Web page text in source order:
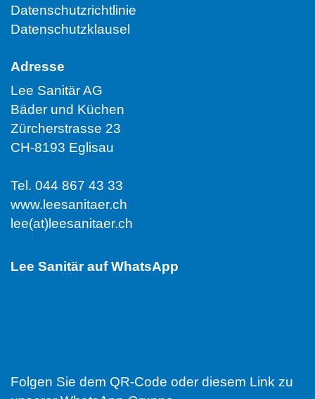
Datenschutzrichtlinie
Datenschutzklausel
Adresse
Lee Sanitär AG
Bäder und Küchen
Zürcherstrasse 23
CH-8193 Eglisau
Tel. 044 867 43 33
www.leesanitaer.ch
lee(at)leesanitaer.ch
Lee Sanitär auf WhatsApp
Folgen Sie dem QR-Code oder diesem Link zu